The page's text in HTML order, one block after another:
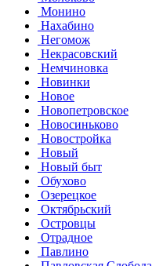
Монино
Нахабино
Негомож
Некрасовский
Немчиновка
Новинки
Новое
Новопетровское
Новосиньково
Новостройка
Новый
Новый быт
Обухово
Озерецкое
Октябрьский
Островцы
Отрадное
Павлино